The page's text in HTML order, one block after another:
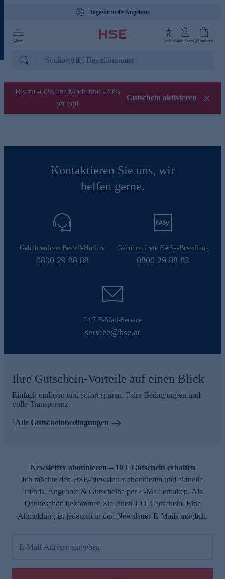
Tagesaktuelle Angebote
Menü AnsichtMein KontoWarenkorb
Bis zu -60% auf Mode und -20%
on top!
Gutschein aktivieren
Kontaktieren Sie uns, wir
helfen gerne.
Gebührenfreie Bestell-Hotline
0800 29 88 88
Gebührenfreie EASy-Bestellung
0800 29 88 82
24/7 E-Mail-Service
service@hse.at
Ihre Gutschein-Vorteile auf einen Blick
Einfach einlösen und sofort sparen. Faire Bedingungen und
volle Transparenz.
1Alle Gutscheinbedingungen
Newsletter abonnieren – 10 € Gutschein erhalten
Ich möchte den HSE-Newsletter abonnieren und aktuelle
Trends, Angebote & Gutscheine per E-Mail erhalten. Als
Dankeschön bekommen Sie einen 10 € Gutschein. Eine
Abmeldung ist jederzeit in den Newsletter-E-Mails möglich.
E-Mail-Adresse eingeben